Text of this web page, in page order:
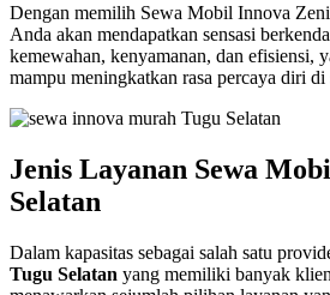
Dengan memilih Sewa Mobil Innova
Anda akan mendapatkan sensasi
kemewahan, kenyamanan, dan efisiensi,
mampu meningkatkan rasa percaya diri di
Jenis Layanan Sewa
Selatan
Dalam kapasitas sebagai salah satu
Tugu Selatan yang memiliki banyak